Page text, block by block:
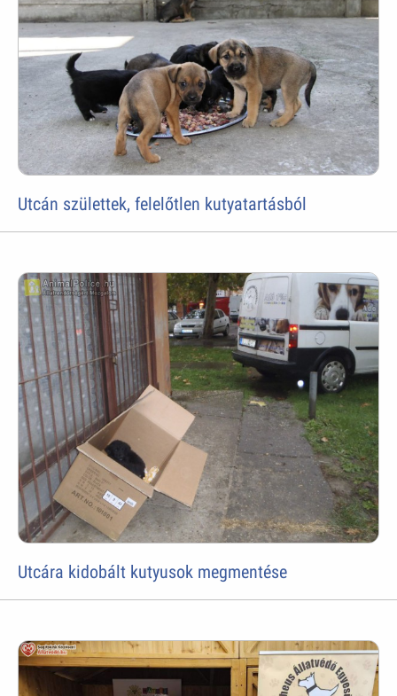
Utcán születtek, felelőtlen kutyatartásból
Utcára kidobált kutyusok megmentése